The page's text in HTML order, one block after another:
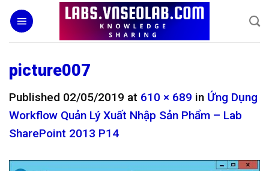
Skip
content
picture007
Published 02/05/2019 at 610 × 689 in Ứng Dụng
Workflow Quản Lý Xuất Nhập Sản Phẩm – Lab
SharePoint 2013 P14